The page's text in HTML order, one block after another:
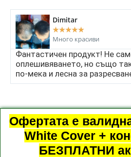
Dimitar
★★★★★
Много красиви
Фантастичен продукт! Не
оплешивяването, но също
по-мека и лесна за
Офертата е
White Cover +
БЕЗПЛАТНИ